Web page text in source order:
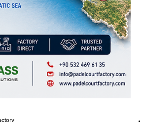
Востоке, в Африке и Америке,
качеству кортов больше внимания, чем
Хотя стальные конструкции,
и освещение являются неотъемлемыми
корта для падела, именно
исход каждого матча.
покрытие не только улучшает
но и напрямую влияет на отскок мяча,